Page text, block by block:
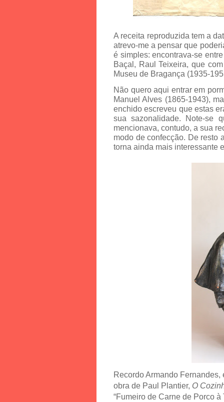
A receita reproduzida tem a
atrevo-me a pensar que
é simples: encontrava-se
Baçal, Raul Teixeira, que
Museu de Bragança (1935-
Não quero aqui entrar em
Manuel Alves (1865-1943),
enchido escreveu que estas
sua sazonalidade. Note-se
mencionava, contudo, a sua
modo de confecção. De resto
torna ainda mais interessante
Recordo Armando
obra de Paul Plantier, O
“Fumeiro de Carne de Porco